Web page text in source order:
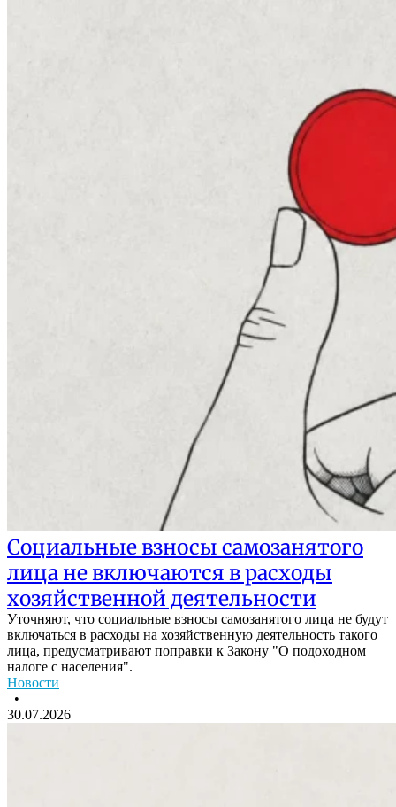
Социальные взносы самозанятого
лица не включаются в расходы
хозяйственной деятельности
Уточняют, что социальные взносы самозанятого лица не будут
включаться в расходы на хозяйственную деятельность такого
лица, предусматривают поправки к Закону "О подоходном
налоге с населения".
Новости
•
30.07.2026